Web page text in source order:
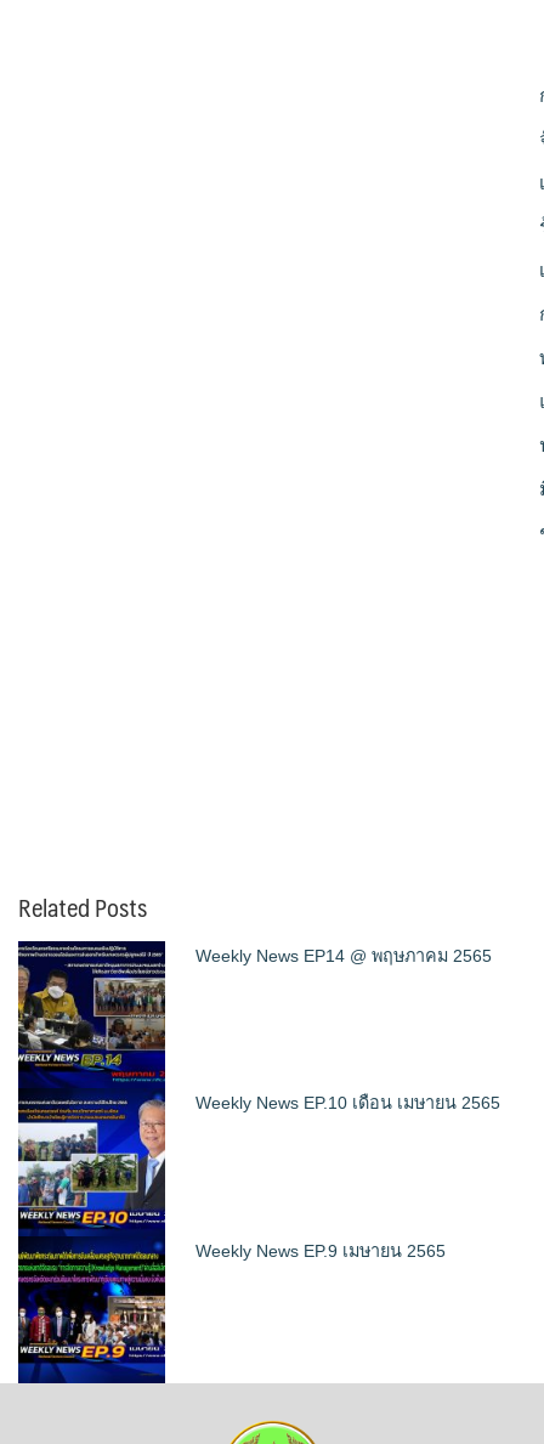
Related Posts
Weekly News EP14 @ พฤษภาคม 2565
Weekly News EP.10 เดือน เมษายน 2565
Weekly News EP.9 เมษายน 2565